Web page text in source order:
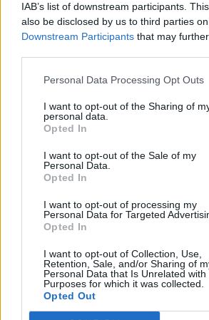
IAB’s list of downstream participants.
also be disclosed by us to third parties
Downstream Participants that may
Personal Data Processing Opt Outs
I want to opt-out of the Sharing of
personal data.
Opted In
I want to opt-out of the Sale of my
Personal Data.
Opted In
I want to opt-out of processing my
Personal Data for Targeted
Opted In
I want to opt-out of Collection, Use,
Retention, Sale, and/or Sharing of
Personal Data that Is Unrelated with
Purposes for which it was collected.
Opted Out
dirigento karjerą.
Ir staiga aš pajutau, kad yra
nuostabus žmogaus
žmogus atsigręžia į save. Aš
yra mano kūnas, kuriuo aš
svarbiausia buvo mentaliniai
vieną kartą paklausė, koks yra
aš neturėjau ką atsakyti, nes
neturėjau laiko hobiams.“
Visuomet geros nuotaikos ir
pozityvumo garsus vyras